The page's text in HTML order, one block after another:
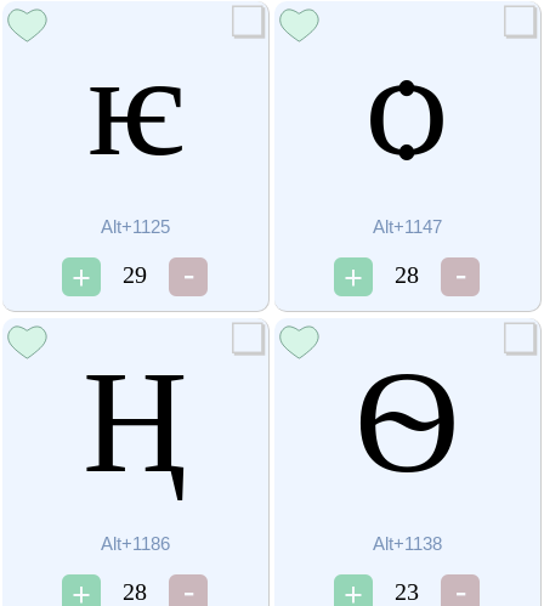
ѥ
Alt+1125
29
ѻ
Alt+1147
28
Ң
Alt+1186
28
Ѳ
Alt+1138
23